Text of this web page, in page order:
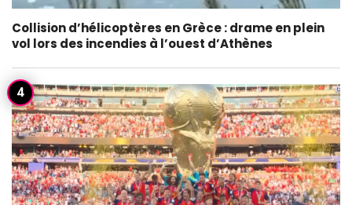
Collision d’hélicoptères en Grèce : drame en plein
vol lors des incendies à l’ouest d’Athènes